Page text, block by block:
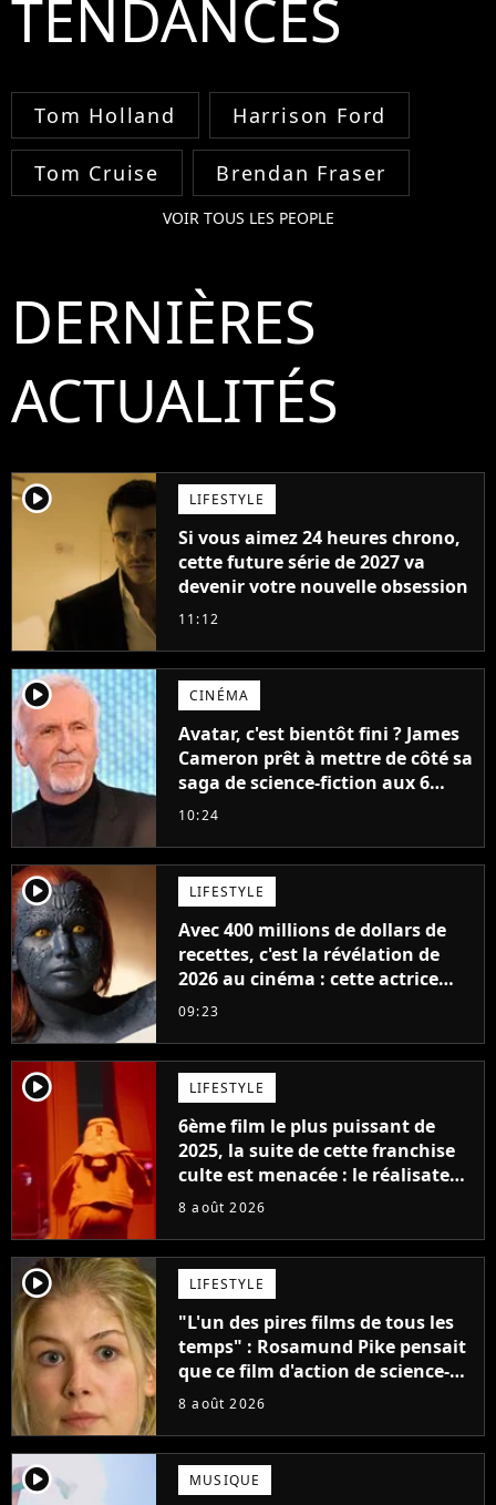
TENDANCES
Tom Holland Harrison Ford
Tom Cruise Brendan Fraser
VOIR TOUS LES PEOPLE
DERNIÈRES
ACTUALITÉS
player2 LIFESTYLE
Si vous aimez 24 heures chrono,
cette future série de 2027 va
devenir votre nouvelle obsession
11:12
player2 CINÉMA
Avatar, c'est bientôt fini ? James
Cameron prêt à mettre de côté sa
saga de science-fiction aux 6
milliards de recettes
10:24
player2 LIFESTYLE
Avec 400 millions de dollars de
recettes, c'est la révélation de
2026 au cinéma : cette actrice
adorée prête à remplacer
09:23
player2 LIFESTYLE
6ème film le plus puissant de
2025, la suite de cette franchise
culte est menacée : le réalisateur
claque la porte pour "différends
8 août 2026
player2 LIFESTYLE
"L'un des pires films de tous les
temps" : Rosamund Pike pensait
que ce film d'action de science-
fiction avec Dwayne Johnson
8 août 2026
player2 MUSIQUE